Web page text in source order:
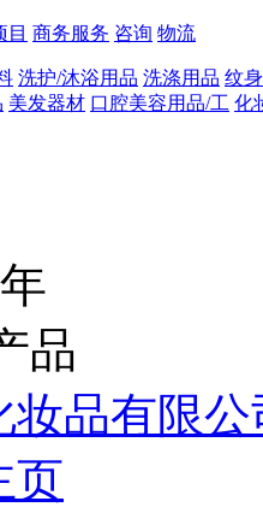
目 商务服务 咨询 物流
洗护/沐浴用品 洗涤用品 纹
美发器材 口腔美容用品/工 化
品
妆品有限公
页